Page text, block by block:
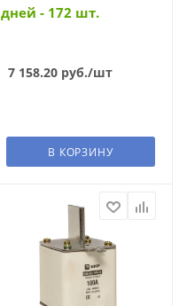
дней - 172 шт.
7 158.20руб./шт
В КОРЗИНУ